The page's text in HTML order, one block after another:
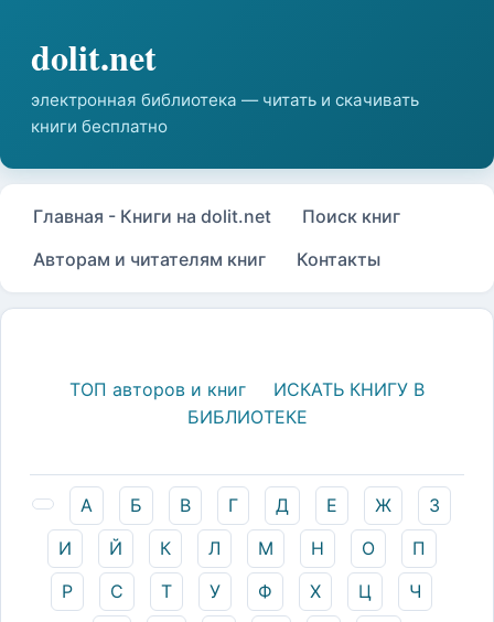
Главная - Книги на dolit.net
Поиск книг
Авторам и читателям книг
Контакты
ТОП авторов и книг
ИСКАТЬ КНИГУ В
БИБЛИОТЕКЕ
А Б В Г Д Е Ж
З
И
Й К Л М Н О
П
Р
С Т У Ф Х Ц
Ч